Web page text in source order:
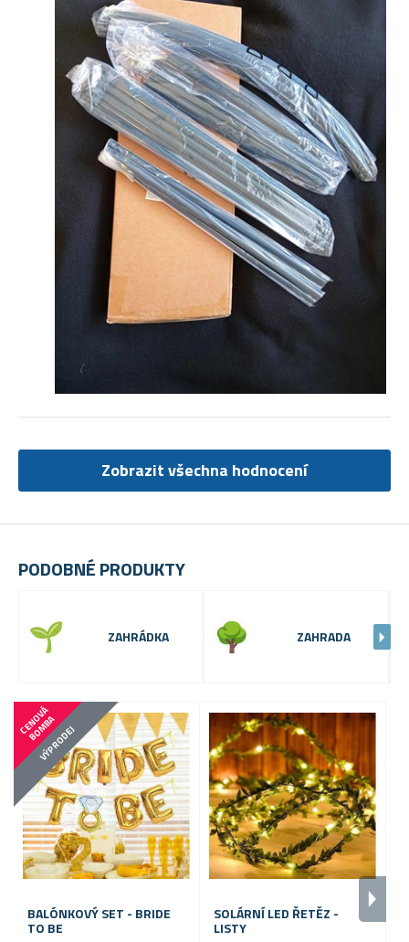
PODOBNÉ PRODUKTY
ZAHRÁDKA ZAHRADA
C
E
N
O
V
Á
B
O
M
B
A
VÝPRODEJ
BALÓNKOVÝ SET - BRIDE
TO BE
SOLÁRNÍ LED ŘETĚZ -
LISTY
Zobrazit všechna hodnocení